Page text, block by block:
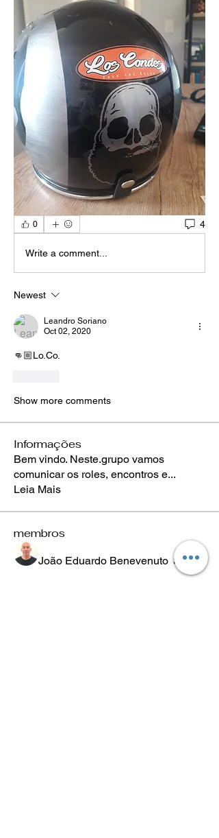
0 4
Write a comment...
Newest
Leandro Soriano
Oct 02, 2020
👊🏼Lo.Co.
Show more comments
Informações
Bem vindo. Neste.grupo vamos
comunicar os roles, encontros e...
Leia Mais
membros
João Eduardo Benevenuto Seguir